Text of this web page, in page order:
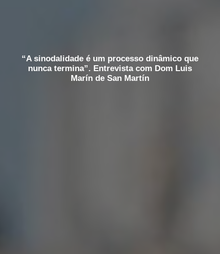
“A sinodalidade é um processo dinâmico que
nunca termina”. Entrevista com Dom Luis
Marín de San Martín